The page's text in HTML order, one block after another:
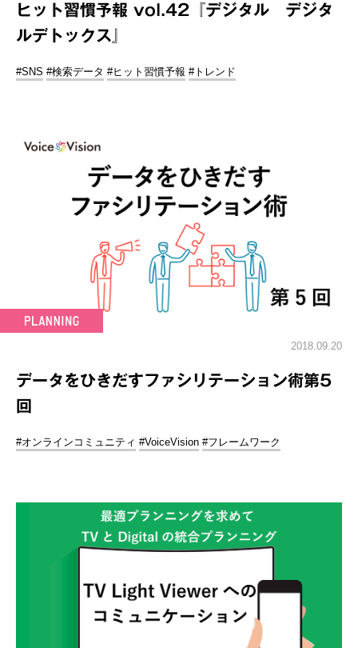
ヒット習慣予報 vol.42『デジタル デジタ
ルデトックス』
#SNS #検索データ #ヒット習慣予報 #トレンド
2018.09.20
データをひきだすファシリテーション術第5
回
#オンラインコミュニティ #VoiceVision #フレームワーク